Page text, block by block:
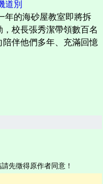
道別
年的海砂屋教室即將拆
校長張秀潔帶領數百名
伴他們多年、充滿回憶
先徵得原作者同意！